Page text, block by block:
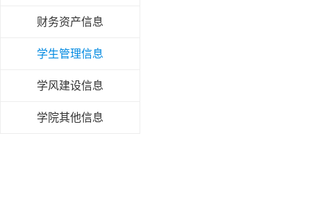
财务资产信息
学生管理信息
学风建设信息
学院其他信息